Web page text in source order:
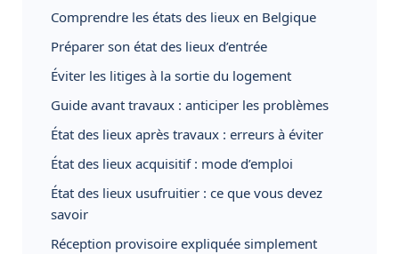
Comprendre les états des lieux en Belgique
Préparer son état des lieux d’entrée
Éviter les litiges à la sortie du logement
Guide avant travaux : anticiper les problèmes
État des lieux après travaux : erreurs à éviter
État des lieux acquisitif : mode d’emploi
État des lieux usufruitier : ce que vous devez
savoir
Réception provisoire expliquée simplement